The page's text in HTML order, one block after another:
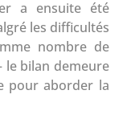
a ensuite été
les difficultés
nombre de
le bilan demeure
pour aborder la